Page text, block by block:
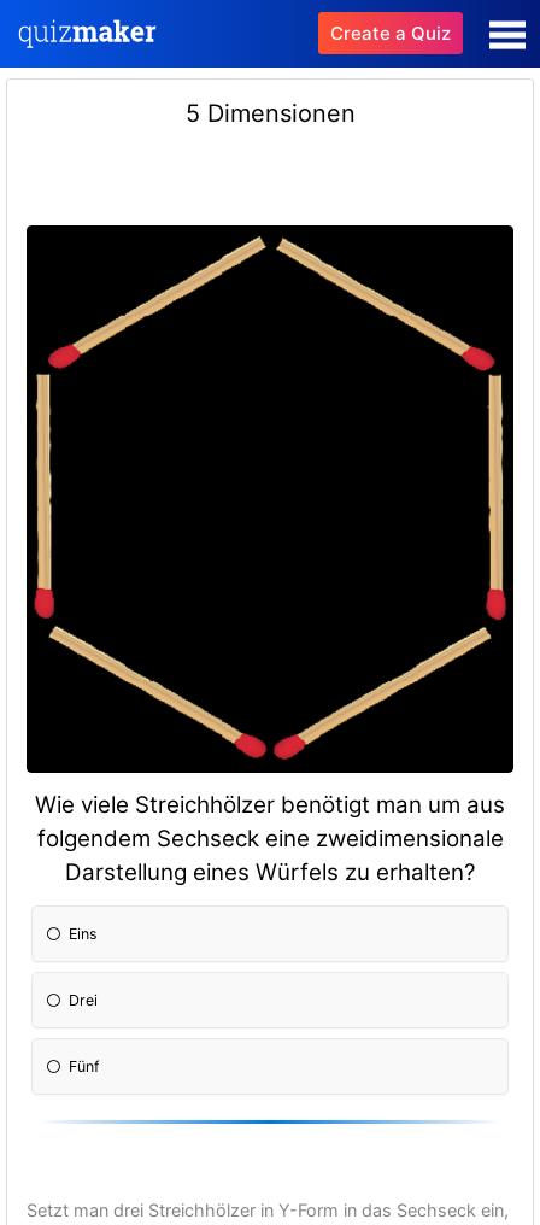
Create a Quiz
5 Dimensionen
Wie viele Streichhölzer benötigt man um aus
folgendem Sechseck eine zweidimensionale
Darstellung eines Würfels zu erhalten?
Eins
Drei
Fünf
Setzt man drei Streichhölzer in Y-Form in das Sechseck ein,